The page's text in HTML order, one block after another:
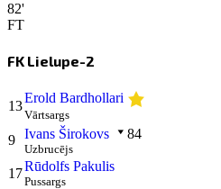
82'
FT
FK Lielupe-2
13
Erold Bardhollari
Vārtsargs
9 Ivans Širokovs 84
Uzbrucējs
17Rūdolfs Pakulis
Pussargs